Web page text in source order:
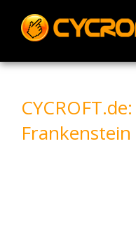
content
Frankenstein